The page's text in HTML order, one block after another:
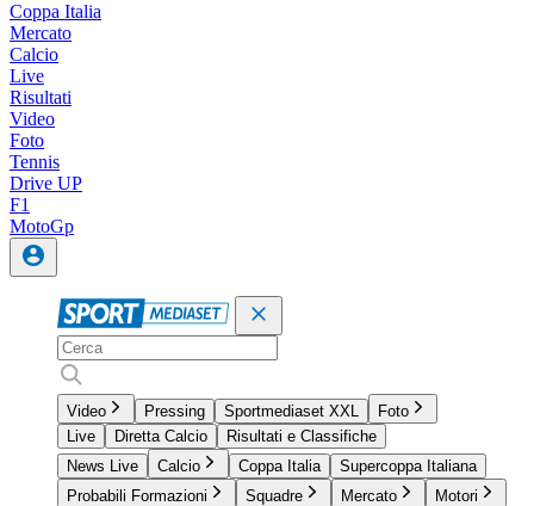
Coppa Italia
Mercato
Calcio
Live
Risultati
Video
Foto
Tennis
Drive UP
F1
MotoGp
Video Pressing Sportmediaset XXL
Foto
Live
Diretta Calcio
Risultati e Classifiche
News Live
Calcio Coppa Italia
Supercoppa Italiana
Probabili Formazioni
Squadre Mercato
Motori